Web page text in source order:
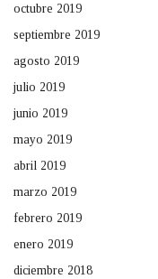
octubre 2019
septiembre 2019
agosto 2019
julio 2019
junio 2019
mayo 2019
abril 2019
marzo 2019
febrero 2019
enero 2019
diciembre 2018